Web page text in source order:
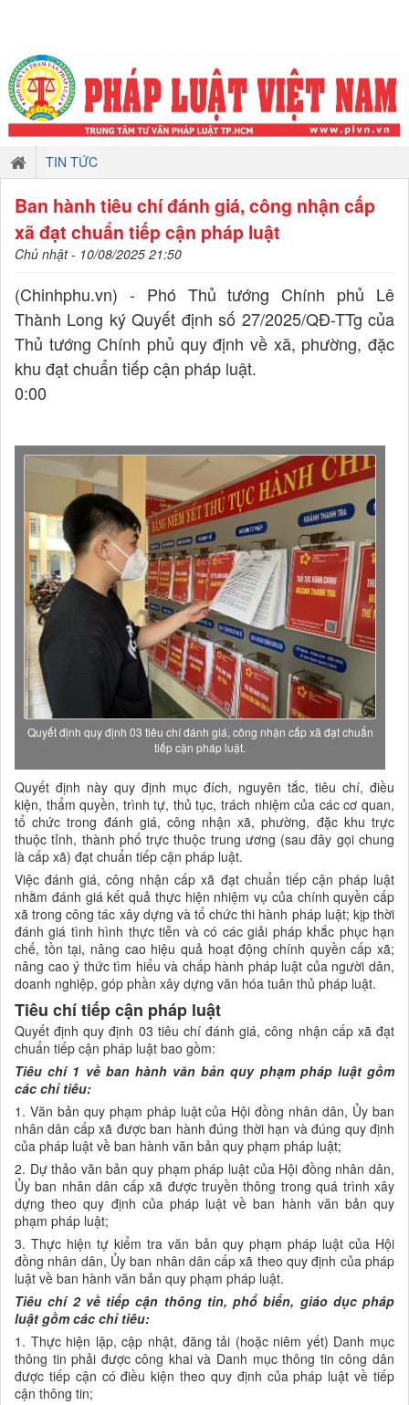
TIN TỨC
Ban hành tiêu chí đánh giá, công nhận cấp
xã đạt chuẩn tiếp cận pháp luật
Chủ nhật - 10/08/2025 21:50
(Chinhphu.vn) - Phó Thủ tướng Chính phủ Lê
Thành Long ký Quyết định số 27/2025/QĐ-TTg của
Thủ tướng Chính phủ quy định về xã, phường, đặc
khu đạt chuẩn tiếp cận pháp luật.
0:00
Quyết định quy định 03 tiêu chí đánh giá, công nhận cấp xã đạt chuẩn
tiếp cận pháp luật.
Quyết định này quy định mục đích, nguyên tắc, tiêu chí, điều
kiện, thẩm quyền, trình tự, thủ tục, trách nhiệm của các cơ quan,
tổ chức trong đánh giá, công nhận xã, phường, đặc khu trực
thuộc tỉnh, thành phố trực thuộc trung ương (sau đây gọi chung
là cấp xã) đạt chuẩn tiếp cận pháp luật.
Việc đánh giá, công nhận cấp xã đạt chuẩn tiếp cận pháp luật
nhằm đánh giá kết quả thực hiện nhiệm vụ của chính quyền cấp
xã trong công tác xây dựng và tổ chức thi hành pháp luật; kịp thời
đánh giá tình hình thực tiễn và có các giải pháp khắc phục hạn
chế, tồn tại, nâng cao hiệu quả hoạt động chính quyền cấp xã;
nâng cao ý thức tìm hiểu và chấp hành pháp luật của người dân,
doanh nghiệp, góp phần xây dựng văn hóa tuân thủ pháp luật.
Tiêu chí tiếp cận pháp luật
Quyết định quy định 03 tiêu chí đánh giá, công nhận cấp xã đạt
chuẩn tiếp cận pháp luật bao gồm:
Tiêu chí 1 vềban hành văn bản quy phạm pháp luật gồm
các chỉ tiêu:
1. Văn bản quy phạm pháp luật của Hội đồng nhân dân, Ủy ban
nhân dân cấp xã được ban hành đúng thời hạn và đúng quy định
của pháp luật về ban hành văn bản quy phạm pháp luật;
2. Dự thảo văn bản quy phạm pháp luật của Hội đồng nhân dân,
Ủy ban nhân dân cấp xã được truyền thông trong quá trình xây
dựng theo quy định của pháp luật về ban hành văn bản quy
phạm pháp luật;
3. Thực hiện tự kiểm tra văn bản quy phạm pháp luật của Hội
đồng nhân dân, Ủy ban nhân dân cấp xã theo quy định của pháp
luật về ban hành văn bản quy phạm pháp luật.
Tiêu chí 2 vềtiếp cận thông tin, phổ biến, giáo dục pháp
luật gồm các chỉ tiêu:
1. Thực hiện lập, cập nhật, đăng tải (hoặc niêm yết) Danh mục
thông tin phải được công khai và Danh mục thông tin công dân
được tiếp cận có điều kiện theo quy định của pháp luật về tiếp
cận thông tin;